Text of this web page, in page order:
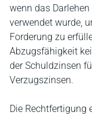
wenn das
verwendet wurde,
Forderung zu
Abzugsfähigkeit
der Schuldzinsen
Verzugszinsen.
Die Rechtfertigung